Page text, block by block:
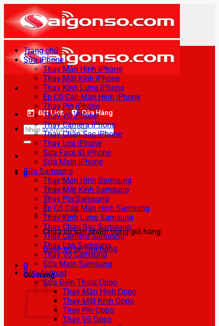
qua
nội
dung
Đặt Lịch Cửa Hàng
Tìm
kiếm:
0
Chưa có sản phẩm trong giỏ hàng.
Quay trở lại cửa hàng
0
Giỏ hàng
Trang chủ
Sửa iPhone
Thay Màn Hình iPhone
Thay Mặt Kính iPhone
Thay Kính Lưng iPhone
Ép Cổ Cáp Màn Hình iPhone
Thay Pin iPhone
Thay Vỏ iPhone
Thay Camera iPhone
Thay Chân Sạc iPhone
Thay Loa iPhone
Sửa Face ID iPhone
Sửa Main iPhone
Sửa Samsung
Thay Màn Hình Samsung
Thay Mặt Kính Samsung
Thay Pin Samsung
Ép Cổ Cáp Màn Hình Samsung
Thay Kính Lưng Samsung
Thay Chân Sạc Samsung
Thay Camera Samsung
Thay Loa Samsung
Thay Vỏ Samsung
Sửa Main Samsung
Sửa Android
Sửa Điện Thoại Oppo
Thay Màn Hình Oppo
Thay Mặt Kính Oppo
Thay Pin Oppo
Thay Vỏ Oppo